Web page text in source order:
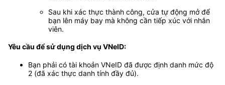
Sau khi xác thực thành công, cửa tự động mở để
bạn lên máy bay mà không cần tiếp xúc với nhân
viên.
Yêu cầu để sử dụng dịch vụ VNeID:
Bạn phải có tài khoản VNeID đã được định danh mức độ
2 (đã xác thực danh tính đầy đủ).